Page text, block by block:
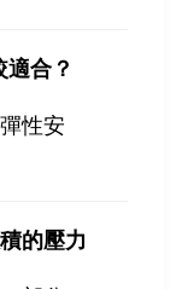
適合？
性安
的壓力